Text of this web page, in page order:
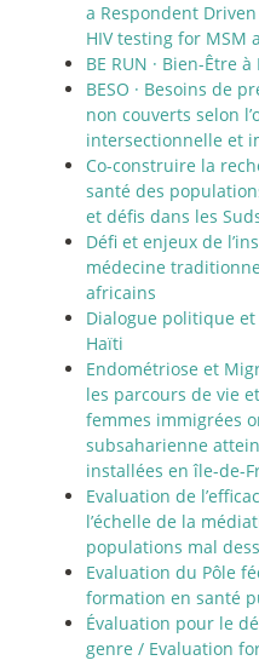
a Respondent
HIV testing for MSM
BE RUN · Bien-Être à
BESO · Besoins de
non couverts selon
intersectionnelle et
Co-construire la
santé des
et défis dans les
Défi et enjeux de
médecine
africains
Dialogue politique
Haïti
Endométriose et
les parcours de vie
femmes immigrées
subsaharienne
installées en île-de-
Evaluation de
l’échelle de la
populations mal
Evaluation du Pôle
formation en santé
Évaluation pour le
genre / Evaluation